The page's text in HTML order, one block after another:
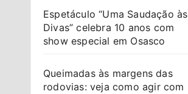
Espetáculo “Uma Saudação às
Divas” celebra 10 anos com
show especial em Osasco
Queimadas às margens das
rodovias: veja como agir com